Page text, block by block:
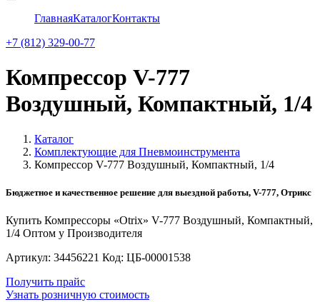
ГлавнаяКаталогКонтакты
+7 (812) 329-00-77
Компрессор V-777
Воздушный, Компактный, 1/4
Каталог
Комплектующие для Пневмоинструмента
Компрессор V-777 Воздушный, Компактный, 1/4
Бюджетное и качественное решение для выездной работы, V-777, Отрикс
Купить Компрессоры «Otrix» V-777 Воздушный, Компактный,
1/4 Оптом у Производителя
Артикул: 34456221 Код: ЦБ-00001538
Получить прайс
Узнать розничную стоимость